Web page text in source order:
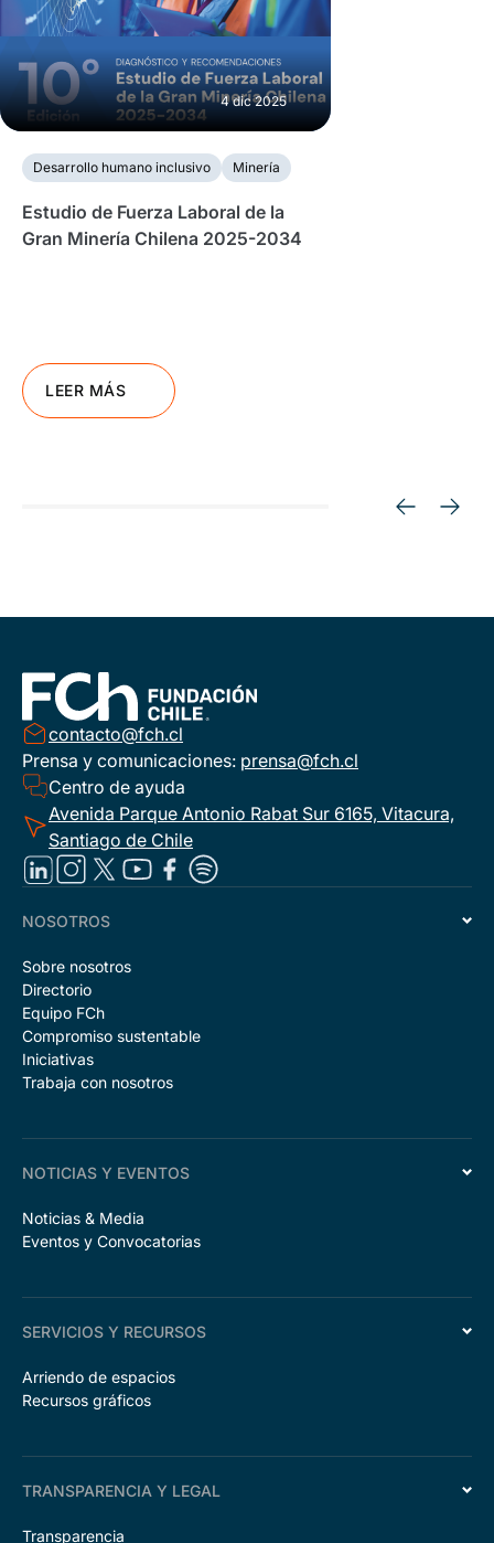
4 dic 2025
Desarrollo humano inclusivo Minería
Estudio de Fuerza Laboral de la
Gran Minería Chilena 2025-2034
LEER MÁS
contacto@fch.cl
Prensa y comunicaciones: prensa@fch.cl
Centro de ayuda
Avenida Parque Antonio Rabat Sur 6165, Vitacura,
Santiago de Chile
NOSOTROS
Sobre nosotros
Directorio
Equipo FCh
Compromiso sustentable
Iniciativas
Trabaja con nosotros
NOTICIAS Y EVENTOS
Noticias & Media
Eventos y Convocatorias
SERVICIOS Y RECURSOS
Arriendo de espacios
Recursos gráficos
TRANSPARENCIA Y LEGAL
Transparencia